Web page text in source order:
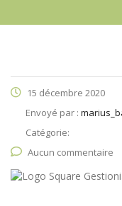
15 décembre 2020
Envoyé par :
Catégorie:
Aucun commentaire